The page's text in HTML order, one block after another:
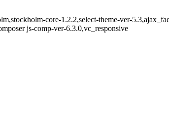
core-1.2.2,select-theme-ver-
js-comp-ver-6.3.0,vc_responsive